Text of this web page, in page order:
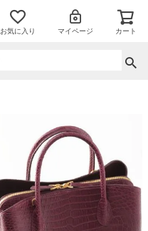
お気に入り マイページ カート